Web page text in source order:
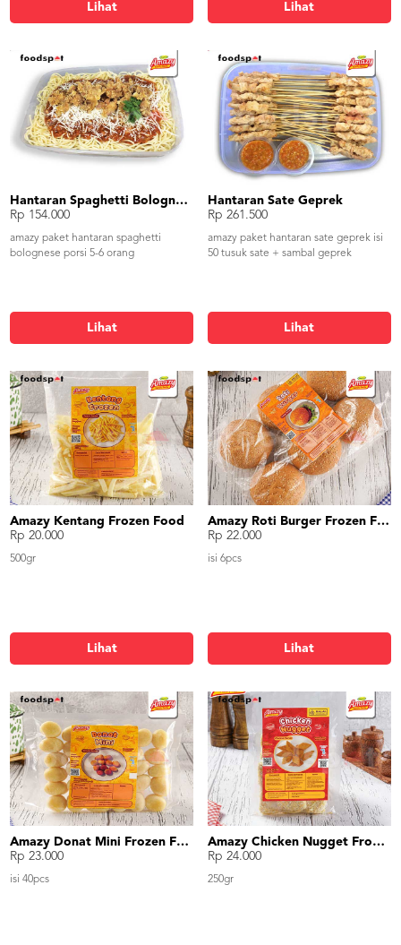
Lihat Lihat
Hantaran Spaghetti Bolognese
Rp 154.000
amazy paket hantaran spaghetti
bolognese porsi 5-6 orang
Lihat
Hantaran Sate Geprek
Rp 261.500
amazy paket hantaran sate geprek isi
50 tusuk sate + sambal geprek
Lihat
Amazy Kentang Frozen Food
Rp 20.000
500gr
Lihat
Amazy Roti Burger Frozen Food
Rp 22.000
isi 6pcs
Lihat
Amazy Donat Mini Frozen Food
Rp 23.000
isi 40pcs
Amazy Chicken Nugget Frozen Food
Rp 24.000
250gr